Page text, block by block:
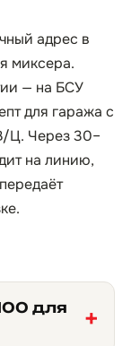
адрес в
миксера.
— на БСУ
для гаража с
Ц. Через 30–
на линию,
для